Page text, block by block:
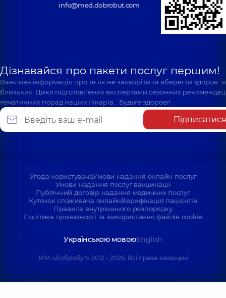
info@med.dobrobut.com
Дізнавайся про пакети послуг першим!
Важлива інформація про те як не захворіти та вберегти
близьких. Цикл підготовлених експертами сезонних
тематичних порад наших лікарів… Будьте здорові!
Підписатися
Угода користувачаУмови надання онлайн послуг
Умови надання послуг вакцинації
Публічний договір надання медичних послуг
Куточок споживача онлайнВерифікація пацієнтів
Правила внутрішнього розпорядку
Політика приватності та використання файлів cookie
Українською мовоюEnglish
ММ «Добробут» 2012 - 2026. Всі права захищені